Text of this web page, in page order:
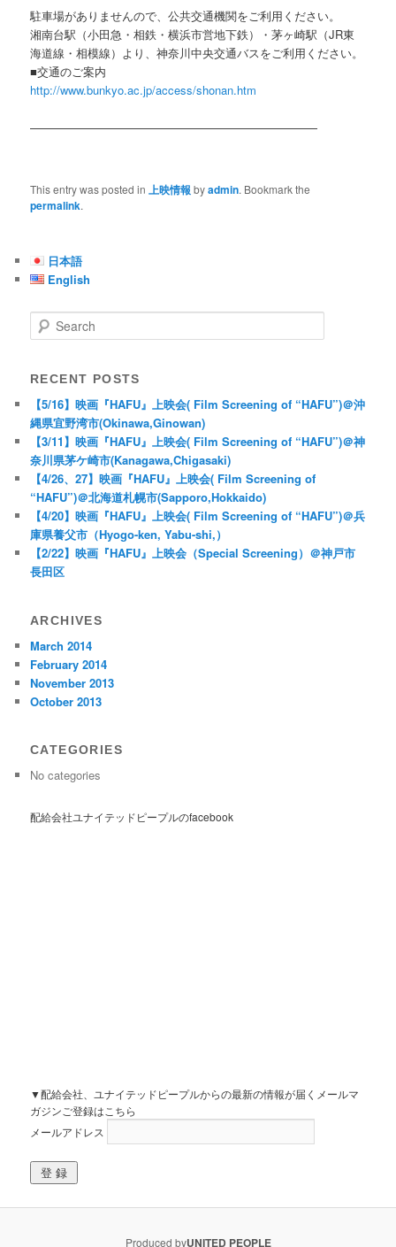
駐車場がありませんので、公共交通機関をご利用ください。
湘南台駅（小田急・相鉄・横浜市営地下鉄）・茅ヶ崎駅（JR東
海道線・相模線）より、神奈川中央交通バスをご利用ください。
■交通のご案内
http://www.bunkyo.ac.jp/access/shonan.htm
—————————————————————————
This entry was posted in 上映情報 byadmin. Bookmark the
permalink.
日本語
English
Search
RECENT POSTS
【5/16】映画『HAFU』上映会( Film Screening of “HAFU”)＠沖
縄県宜野湾市(Okinawa,Ginowan)
【3/11】映画『HAFU』上映会( Film Screening of “HAFU”)＠神
奈川県茅ケ崎市(Kanagawa,Chigasaki)
【4/26、27】映画『HAFU』上映会( Film Screening of
“HAFU”)＠北海道札幌市(Sapporo,Hokkaido)
【4/20】映画『HAFU』上映会( Film Screening of “HAFU”)＠兵
庫県養父市（Hyogo-ken, Yabu-shi,）
【2/22】映画『HAFU』上映会（Special Screening）＠神戸市
長田区
ARCHIVES
March 2014
February 2014
November 2013
October 2013
CATEGORIES
No categories
配給会社ユナイテッドピープルのfacebook
▼配給会社、ユナイテッドピープルからの最新の情報が届くメールマ
ガジンご登録はこちら
メールアドレス
Produced byUNITED PEOPLE